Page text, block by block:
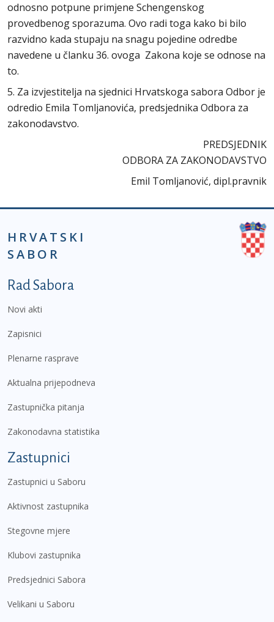
odnosno potpune primjene Schengenskog
provedbenog sporazuma. Ovo radi toga kako bi bilo
razvidno kada stupaju na snagu pojedine odredbe
navedene u članku 36. ovoga Zakona koje se odnose na
to.
5. Za izvjestitelja na sjednici Hrvatskoga sabora Odbor je
odredio Emila Tomljanovića, predsjednika Odbora za
zakonodavstvo.
PREDSJEDNIK
ODBORA ZA ZAKONODAVSTVO
Emil Tomljanović, dipl.pravnik
HRVATSKI
SABOR
Podnožje prvi izbornik
Rad Sabora
Novi akti
Zapisnici
Plenarne rasprave
Aktualna prijepodneva
Zastupnička pitanja
Zakonodavna statistika
Zastupnici
Zastupnici u Saboru
Aktivnost zastupnika
Stegovne mjere
Klubovi zastupnika
Predsjednici Sabora
Velikani u Saboru